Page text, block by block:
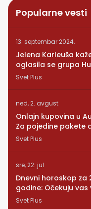
Popularne vesti
13. septembar 2024.
Jelena Karleuša
oglasila se grupa
RUNDE je naša!
Svet Plus
ned, 2. avgust
Onlajn kupovina u
Za pojedine pakete
Svet Plus
sre, 22. jul
Dnevni horoskop za
godine: Očekuju
Svet Plus